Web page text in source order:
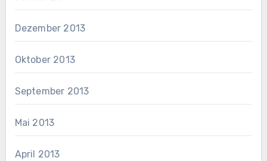
Dezember 2013
Oktober 2013
September 2013
Mai 2013
April 2013